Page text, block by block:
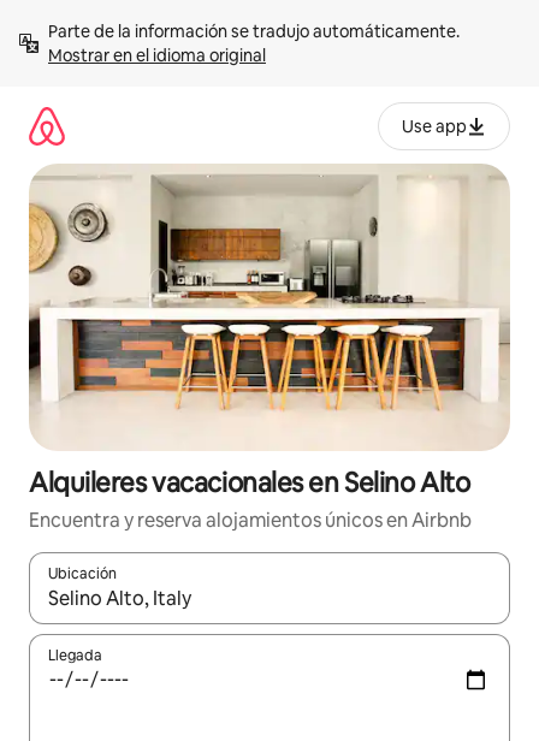
contenidoMostrar en el idioma original
Use app
Alquileres vacacionales en Selino Alto
Encuentra y reserva alojamientos únicos en Airbnb
Ubicación
Cuando los resultados estén disponibles, navega con las
Llegada